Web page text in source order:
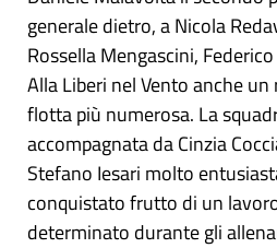
generale dietro, a Nicola
Rossella Mengascini,
Alla Liberi nel Vento anche
flotta più numerosa. La
accompagnata da Cinzia
Stefano Iesari molto
conquistato frutto di un
determinato durante gli